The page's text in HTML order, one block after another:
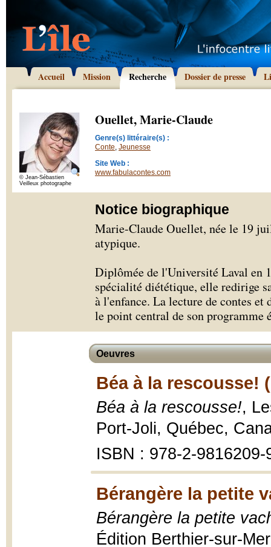
Accueil Mission Recherche Dossier de presse
© Jean-Sébastien
Veilleux photographe
Ouellet, Marie-Claude
Genre(s) littéraire(s) :
Conte, Jeunesse
Site Web :
www.fabulacontes.com
Notice biographique
Marie-Claude Ouellet, née le 19
atypique.
Diplômée de l'Université Laval en
spécialité diététique, elle redirige
à l'enfance. La lecture de contes
le point central de son programme
Oeuvres
Béa à la rescousse!
Béa à la rescousse!,
Port-Joli, Québec,
ISBN : 978-2-9816209-
Bérangère la petite
Bérangère la petite
Édition Berthier-sur-